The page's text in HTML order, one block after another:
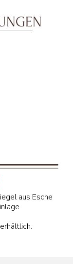
aus Esche